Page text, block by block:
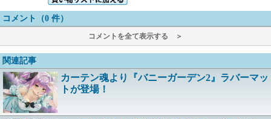
コメント（0 件）
コメントを全て表示する ＞
関連記事
カーテン魂より『バニーガーデン2』ラバーマッ
トが登場！